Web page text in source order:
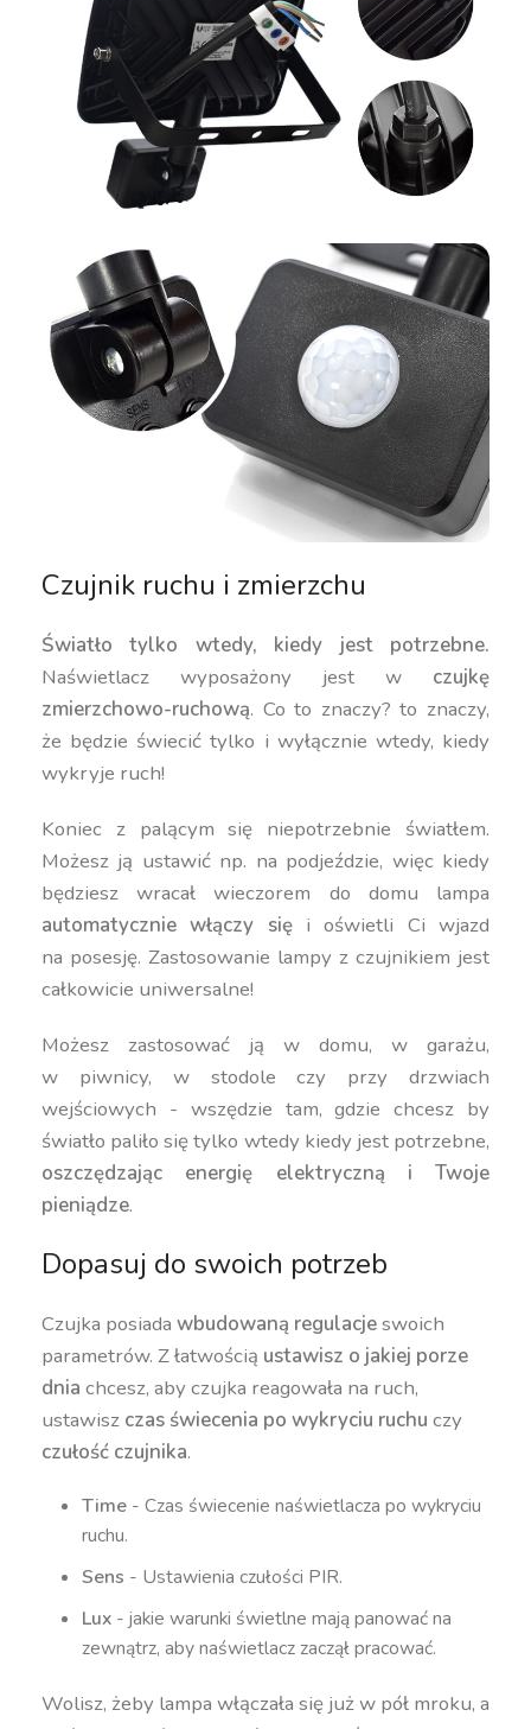
Czujnik ruchu i zmierzchu
Światło tylko wtedy, kiedy jest potrzebne.
Naświetlacz wyposażony jest w czujkę
zmierzchowo-ruchową. Co to znaczy? to znaczy,
że będzie świecić tylko i wyłącznie wtedy, kiedy
wykryje ruch!
Koniec z palącym się niepotrzebnie światłem.
Możesz ją ustawić np. na podjeździe, więc kiedy
będziesz wracał wieczorem do domu lampa
automatycznie włączy sięi oświetli Ci wjazd
na posesję. Zastosowanie lampy z czujnikiem jest
całkowicie uniwersalne!
Możesz zastosować ją w domu, w garażu,
w piwnicy, w stodole czy przy drzwiach
wejściowych - wszędzie tam, gdzie chcesz by
światło paliło się tylko wtedy kiedy jest potrzebne,
oszczędzając energię elektryczną i Twoje
pieniądze.
Dopasuj do swoich potrzeb
Czujka posiadawbudowaną regulacjeswoich
parametrów. Z łatwością ustawisz o jakiej porze
dnia chcesz, aby czujka reagowała na ruch,
ustawisz czas świecenia po wykryciu ruchu czy
czułość czujnika.
Time - Czas świecenie naświetlacza po wykryciu
ruchu.
Sens - Ustawienia czułości PIR.
Lux - jakie warunki świetlne mają panować na
zewnątrz, aby naświetlacz zaczął pracować.
Wolisz, żeby lampa włączała się już w pół mroku, a